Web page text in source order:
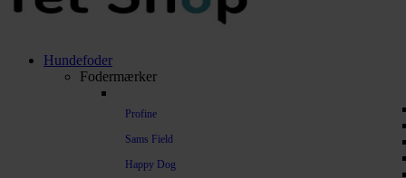
Hundefoder
Fodermærker
Profine
Sams Field
Happy Dog